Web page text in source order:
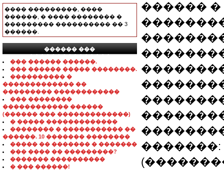
���� ���������, ����
������, � ���� �������� �
��������� ���������� �� 3
������.
������ ���
���������������
��� ������ ������.
��� ������ ����� ��������.
���������� �
������������� ��
��������� ������������
��� ��������
������������ ������
(������ ��� �������������)
� ����� �������������
�������� � ����������� ��
������. 10 ������� ��������
����� �� ������� � �������
��� ���� �� ���������?
������� ����������
� ��� ������!
������ �